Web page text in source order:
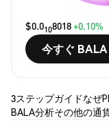
$0.0108018+0.10%
今すぐ
3ステップガイドなぜ
BALA分析その他の通